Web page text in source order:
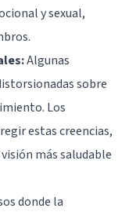
y sexual,
Algunas
sobre
Los
estas creencias,
más saludable
donde la